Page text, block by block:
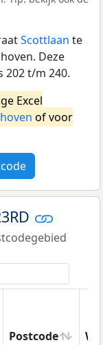
Scottlaan te
Deze
202 t/m 240.
Excel
of voor
Postcode